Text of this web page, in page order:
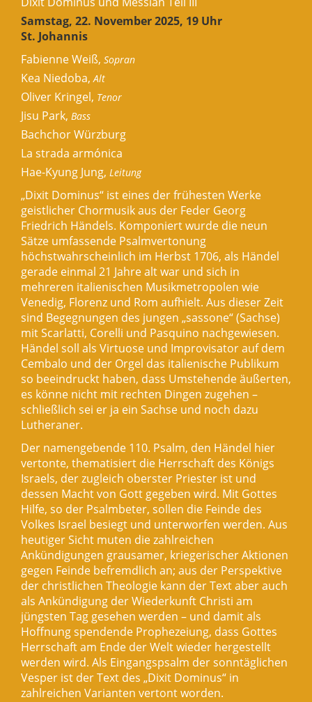
Samstag, 22. November 2025, 19 Uhr
St. Johannis
Fabienne Weiß, Sopran
Kea Niedoba,Alt
Oliver Kringel, Tenor
Jisu Park, Bass
Bachchor Würzburg
La strada armónica
Hae-Kyung Jung, Leitung
„Dixit Dominus“ ist eines der frühesten Werke
geistlicher Chormusik aus der Feder Georg
Friedrich Händels. Komponiert wurde die neun
Sätze umfassende Psalmvertonung
höchstwahrscheinlich im Herbst 1706, als Händel
gerade einmal 21 Jahre alt war und sich in
mehreren italienischen Musikmetropolen wie
Venedig, Florenz und Rom aufhielt. Aus dieser Zeit
sind Begegnungen des jungen „sassone“ (Sachse)
mit Scarlatti, Corelli und Pasquino nachgewiesen.
Händel soll als Virtuose und Improvisator auf dem
Cembalo und der Orgel das italienische Publikum
so beeindruckt haben, dass Umstehende äußerten,
es könne nicht mit rechten Dingen zugehen –
schließlich sei er ja ein Sachse und noch dazu
Lutheraner.
Der namengebende 110. Psalm, den Händel hier
vertonte, thematisiert die Herrschaft des Königs
Israels, der zugleich oberster Priester ist und
dessen Macht von Gott gegeben wird. Mit Gottes
Hilfe, so der Psalmbeter, sollen die Feinde des
Volkes Israel besiegt und unterworfen werden. Aus
heutiger Sicht muten die zahlreichen
Ankündigungen grausamer, kriegerischer Aktionen
gegen Feinde befremdlich an; aus der Perspektive
der christlichen Theologie kann der Text aber auch
als Ankündigung der Wiederkunft Christi am
jüngsten Tag gesehen werden – und damit als
Hoffnung spendende Prophezeiung, dass Gottes
Herrschaft am Ende der Welt wieder hergestellt
werden wird. Als Eingangspsalm der sonntäglichen
Vesper ist der Text des „Dixit Dominus“ in
zahlreichen Varianten vertont worden.